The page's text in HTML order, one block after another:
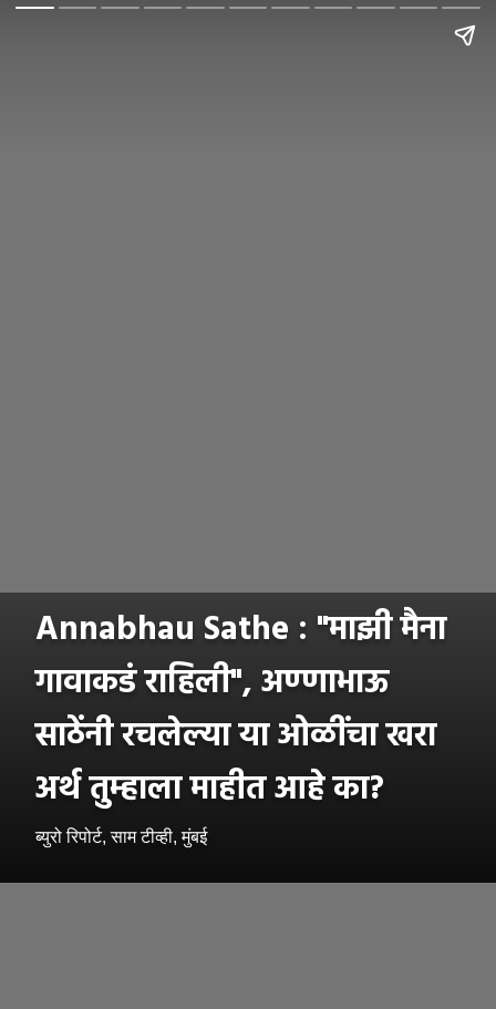
Annabhau Sathe : "माझी मैना
गावाकडं राहिली", अण्णाभाऊ
साठेंनी रचलेल्या या ओळींचा खरा
अर्थ तुम्हाला माहीत आहे का?
ब्युरो रिपोर्ट, साम टीव्ही, मुंबई